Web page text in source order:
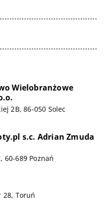
Wielobranżowe
2B, 86-050 Solec
s.c. Adrian Zmuda
60-689 Poznań
28, Toruń